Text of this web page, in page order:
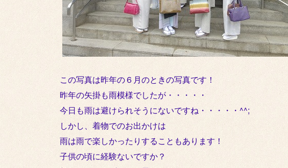
この写真は昨年の６月のときの写真です！
昨年の矢掛も雨模様でしたが・・・・・
今日も雨は避けられそうにないですね・・・・・^^;
しかし、着物でのお出かけは
雨は雨で楽しかったりすることもあります！
子供の頃に経験ないですか？